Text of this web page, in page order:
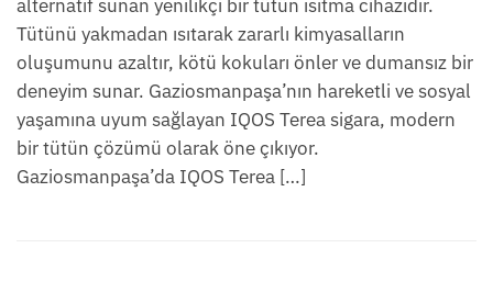
alternatif sunan yenilikçi bir tütün ısıtma cihazıdır.
Tütünü yakmadan ısıtarak zararlı kimyasalların
oluşumunu azaltır, kötü kokuları önler ve dumansız bir
deneyim sunar. Gaziosmanpaşa’nın hareketli ve sosyal
yaşamına uyum sağlayan IQOS Terea sigara, modern
bir tütün çözümü olarak öne çıkıyor.
Gaziosmanpaşa’da IQOS Terea […]